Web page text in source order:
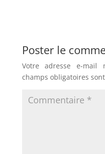
Poster le
Votre adresse e-mail
champs obligatoires